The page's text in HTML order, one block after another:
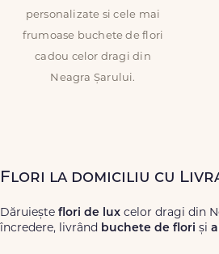
personalizate si cele mai
frumoase buchete de flori
cadou celor dragi din
Neagra Șarului.
Flori la domiciliu cu
Dăruiește flori de lux celor dragi din
încredere, livrând buchete de flori și